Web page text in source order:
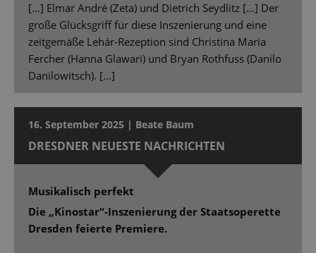
[…] Elmar André (Zeta) und Dietrich Seydlitz […] Der
große Glücksgriff für diese Inszenierung und eine
zeitgemäße Lehár-Rezeption sind Christina Maria
Fercher (Hanna Glawari) und Bryan Rothfuss (Danilo
Danilowitsch). […]
16. September 2025 | Beate Baum
DRESDNER NEUESTE NACHRICHTEN
Musikalisch perfekt
Die „Kinostar“-Inszenierung der Staatsoperette
Dresden feierte Premiere.